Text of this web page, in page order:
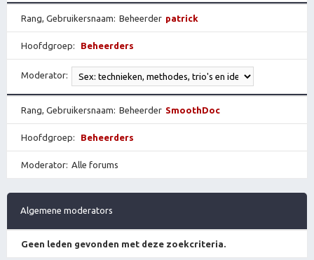
Rang, Gebruikersnaam Beheerder patrick
Hoofdgroep Beheerders
Moderator
Rang, Gebruikersnaam Beheerder SmoothDoc
Hoofdgroep Beheerders
Moderator Alle forums
Algemene moderators
Geen leden gevonden met deze zoekcriteria.